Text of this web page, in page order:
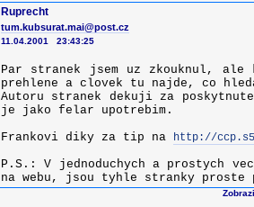
Ruprecht
tum.kubsurat.mai@post.cz
11.04.2001 23:43:25
Par stranek jsem uz zkouknul,
prehlene a clovek tu najde, co
Autoru stranek dekuji za
je jako felar upotrebim.
Frankovi diky za tip na
http://
P.S.: V jednoduchych a prostych
na webu, jsou tyhle stranky proste